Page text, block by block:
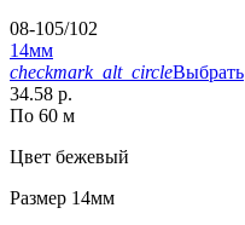
08-105/102
14мм
checkmark_alt_circleВыбрать
34.58 р.
По 60 м
Цвет бежевый
Размер 14мм